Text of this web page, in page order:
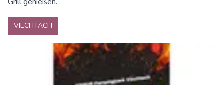
VIECHTACH